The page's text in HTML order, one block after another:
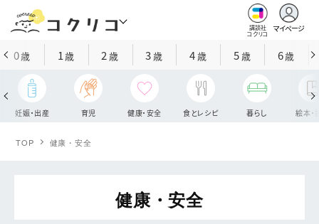
講談社
コクリコ
マイページ
0歳 1歳 2 歳 3歳 4歳 5歳 6歳
妊娠・出産 育児 健康・安全 食とレシピ 暮らし 絵本・
TOP 健康・安全
健康・安全